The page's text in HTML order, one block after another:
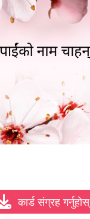
कार्ड संग्रह गर्नुहोस्